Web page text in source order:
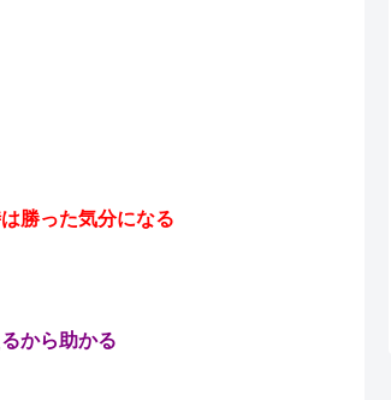
勝った気分になる
から助かる